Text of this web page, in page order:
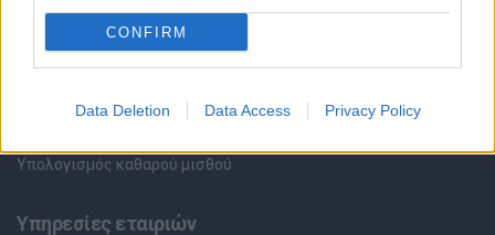
CONFIRM
Data Deletion Data Access Privacy Policy
Περιγραφές Θέσεων Εργασίας
Ερωτήσεις συνεντεύξεων
Υπολογισμός καθαρού μισθού
Υπηρεσίες εταιριών